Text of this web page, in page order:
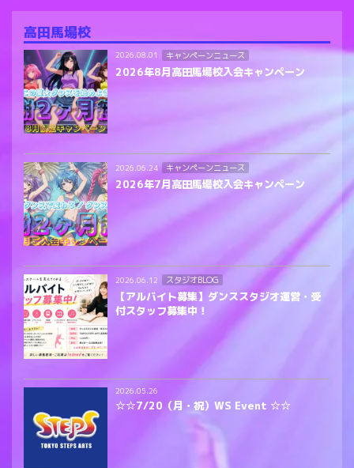
高田馬場校
2026.08.01 キャンペーンニュース
2026年8月高田馬場校入会キャンペーン
2026.06.24 キャンペーンニュース
2026年7月高田馬場校入会キャンペーン
2026.06.12 スタジオBLOG
【アルバイト募集】ダンススタジオ運営・受
付スタッフ募集中！
2026.05.26
☆☆7/20（月・祝）WS Event ☆☆